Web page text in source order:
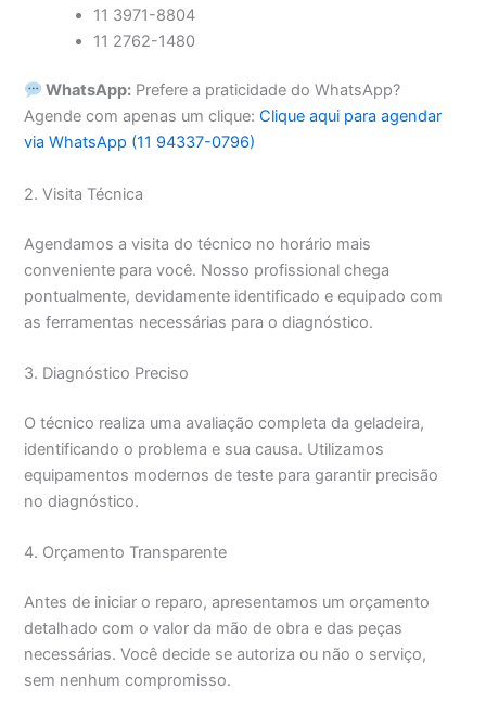
11 3971-8804
11 2762-1480
WhatsApp: Prefere a praticidade do WhatsApp?
Agende com apenas um clique:Clique aqui para agendar
via WhatsApp (11 94337-0796)
2. Visita Técnica
Agendamos a visita do técnico no horário mais
conveniente para você. Nosso profissional chega
pontualmente, devidamente identificado e equipado com
as ferramentas necessárias para o diagnóstico.
3. Diagnóstico Preciso
O técnico realiza uma avaliação completa da geladeira,
identificando o problema e sua causa. Utilizamos
equipamentos modernos de teste para garantir precisão
no diagnóstico.
4. Orçamento Transparente
Antes de iniciar o reparo, apresentamos um orçamento
detalhado com o valor da mão de obra e das peças
necessárias. Você decide se autoriza ou não o serviço,
sem nenhum compromisso.